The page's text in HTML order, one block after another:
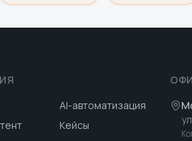
AI-автоматизация
Кейсы